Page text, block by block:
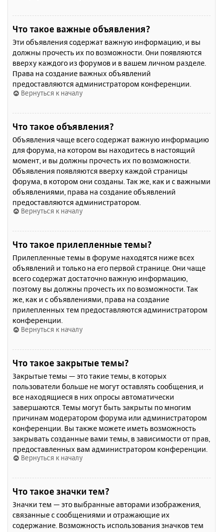
Что такое важные объявления?
Эти объявления содержат важную информацию, и вы
должны прочесть их по возможности. Они появляются
вверху каждого из форумов и в вашем личном разделе.
Права на создание важных объявлений
предоставляются администратором конференции.
Вернуться к началу
Что такое объявления?
Объявления чаще всего содержат важную информацию
для форума, на котором вы находитесь в настоящий
момент, и вы должны прочесть их по возможности.
Объявления появляются вверху каждой страницы
форума, в котором они созданы. Так же, как и с важными
объявлениями, права на создание объявлений
предоставляются администратором.
Вернуться к началу
Что такое прилепленные темы?
Прилепленные темы в форуме находятся ниже всех
объявлений и только на его первой странице. Они чаще
всего содержат достаточно важную информацию,
поэтому вы должны прочесть их по возможности. Так
же, как и с объявлениями, права на создание
прилепленных тем предоставляются администратором
конференции.
Вернуться к началу
Что такое закрытые темы?
Закрытые темы — это такие темы, в которых
пользователи больше не могут оставлять сообщения, и
все находящиеся в них опросы автоматически
завершаются. Темы могут быть закрыты по многим
причинам модератором форума или администратором
конференции. Вы также можете иметь возможность
закрывать созданные вами темы, в зависимости от прав,
предоставленных вам администратором конференции.
Вернуться к началу
Что такое значки тем?
Значки тем — это выбранные авторами изображения,
связанные с сообщениями и отражающие их
содержание. Возможность использования значков тем